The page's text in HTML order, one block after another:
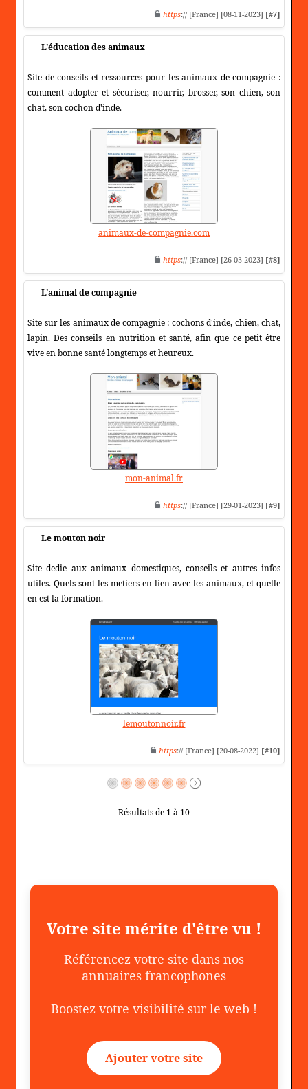
https:// [France] [08-11-2023] [#7]
L'éducation des animaux
Site de conseils et ressources pour les animaux de compagnie :
comment adopter et sécuriser, nourrir, brosser, son chien, son
chat, son cochon d'inde.
animaux-de-compagnie.com
https:// [France] [26-03-2023] [#8]
L'animal de compagnie
Site sur les animaux de compagnie : cochons d'inde, chien, chat,
lapin. Des conseils en nutrition et santé, afin que ce petit être
vive en bonne santé longtemps et heureux.
mon-animal.fr
https:// [France] [29-01-2023] [#9]
Le mouton noir
Site dedie aux animaux domestiques, conseils et autres infos
utiles. Quels sont les metiers en lien avec les animaux, et quelle
en est la formation.
lemoutonnoir.fr
https:// [France] [20-08-2022] [#10]
Résultats de 1 à 10
Votre site mérite d'être vu !
Référencez votre site dans nos
annuaires francophones
Boostez votre visibilité sur le web !
Ajouter votre site